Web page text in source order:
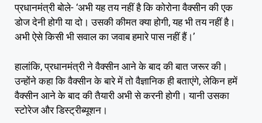
प्रधानमंत्री बोले- ‘अभी यह तय नहीं है कि कोरोना वैक्सीन की एक
डोज देनी होगी या दो। उसकी कीमत क्या होगी, यह भी तय नहीं है।
अभी ऐसे किसी भी सवाल का जवाब हमारे पास नहीं हैं।’
हालांकि, प्रधानमंत्री ने वैक्सीन आने के बाद की बात जरूर की।
उन्होंने कहा कि वैक्सीन के बारे में तो वैज्ञानिक ही बताएंगे, लेकिन हमें
वैक्सीन आने के बाद की तैयारी अभी से करनी होगी। यानी उसका
स्टोरेज और डिस्ट्रीब्यूशन।